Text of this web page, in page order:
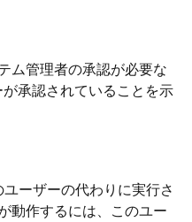
ム管理者の承認が必要な
承認されていることを示
ユーザーの代わりに実行さ
動作するには、このユー